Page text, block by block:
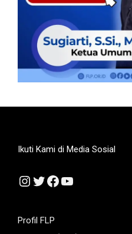
Ikuti Kami di Media Sosial
Instagram
Twitter
Facebook
YouTube
Profil FLP